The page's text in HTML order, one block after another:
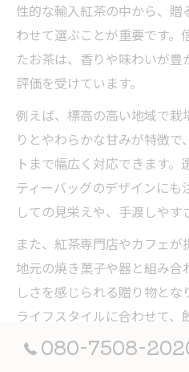
性的な輸入紅茶の中から、
わせて選ぶことが重要です。
たお茶は、香りや味わいが豊
評価を受けています。
例えば、標高の高い地域で
りとやわらかな甘みが特徴
トまで幅広く対応できます
ティーバッグのデザインにも
しての見栄えや、手渡しやす
また、紅茶専門店やカフェが
地元の焼き菓子や器と組み合
しさを感じられる贈り物とな
ライフスタイルに合わせて
にも配慮して選ぶと失敗があ
080-7508-